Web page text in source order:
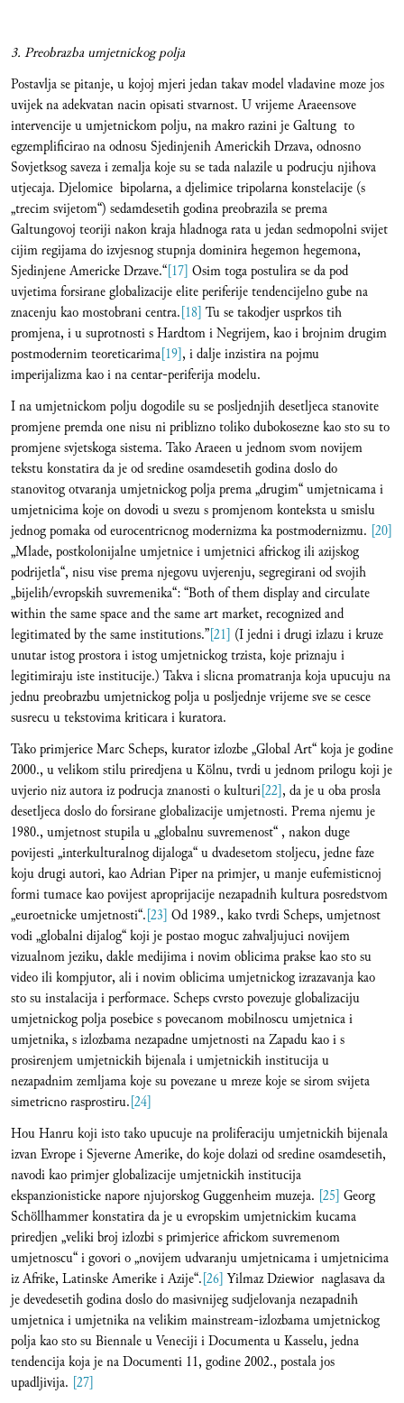
3. Preobrazba umjetnickog polja
Postavlja se pitanje, u kojoj mjeri jedan takav model vladavine moze jos
uvijek na adekvatan nacin opisati stvarnost. U vrijeme Araeensove
intervencije u umjetnickom polju, na makro razini je Galtung to
egzemplificirao na odnosu Sjedinjenih Americkih Drzava, odnosno
Sovjetksog saveza i zemalja koje su se tada nalazile u podrucju njihova
utjecaja. Djelomice bipolarna, a djelimice tripolarna konstelacije (s
„trecim svijetom“) sedamdesetih godina preobrazila se prema
Galtungovoj teoriji nakon kraja hladnoga rata u jedan sedmopolni svijet
cijim regijama do izvjesnog stupnja dominira hegemon hegemona,
Sjedinjene Americke Drzave.“[17] Osim toga postulira se da pod
uvjetima forsirane globalizacije elite periferije tendencijelno gube na
znacenju kao mostobrani centra.[18] Tu se takodjer usprkos tih
promjena, i u suprotnosti s Hardtom i Negrijem, kao i brojnim drugim
postmodernim teoreticarima[19], i dalje inzistira na pojmu
imperijalizma kao i na centar-periferija modelu.
I na umjetnickom polju dogodile su se posljednjih desetljeca stanovite
promjene premda one nisu ni priblizno toliko dubokosezne kao sto su to
promjene svjetskoga sistema. Tako Araeen u jednom svom novijem
tekstu konstatira da je od sredine osamdesetih godina doslo do
stanovitog otvaranja umjetnickog polja prema „drugim“ umjetnicama i
umjetnicima koje on dovodi u svezu s promjenom konteksta u smislu
jednog pomaka od eurocentricnog modernizma ka postmodernizmu. [20]
„Mlade, postkolonijalne umjetnice i umjetnici africkog ili azijskog
podrijetla“, nisu vise prema njegovu uvjerenju, segregirani od svojih
„bijelih/evropskih suvremenika“: “Both of them display and circulate
within the same space and the same art market, recognized and
legitimated by the same institutions.”[21] (I jedni i drugi izlazu i kruze
unutar istog prostora i istog umjetnickog trzista, koje priznaju i
legitimiraju iste institucije.) Takva i slicna promatranja koja upucuju na
jednu preobrazbu umjetnickog polja u posljednje vrijeme sve se cesce
susrecu u tekstovima kriticara i kuratora.
Tako primjerice Marc Scheps, kurator izlozbe „Global Art“ koja je godine
2000., u velikom stilu priredjena u Kölnu, tvrdi u jednom prilogu koji je
uvjerio niz autora iz podrucja znanosti o kulturi[22], da je u oba prosla
desetljeca doslo do forsirane globalizacije umjetnosti. Prema njemu je
1980., umjetnost stupila u „globalnu suvremenost“ , nakon duge
povijesti „interkulturalnog dijaloga“ u dvadesetom stoljecu, jedne faze
koju drugi autori, kao Adrian Piper na primjer, u manje eufemisticnoj
formi tumace kao povijest aproprijacije nezapadnih kultura posredstvom
„euroetnicke umjetnosti“.[23] Od 1989., kako tvrdi Scheps, umjetnost
vodi „globalni dijalog“ koji je postao moguc zahvaljujuci novijem
vizualnom jeziku, dakle medijima i novim oblicima prakse kao sto su
video ili kompjutor, ali i novim oblicima umjetnickog izrazavanja kao
sto su instalacija i performace. Scheps cvrsto povezuje globalizaciju
umjetnickog polja posebice s povecanom mobilnoscu umjetnica i
umjetnika, s izlozbama nezapadne umjetnosti na Zapadu kao i s
prosirenjem umjetnickih bijenala i umjetnickih institucija u
nezapadnim zemljama koje su povezane u mreze koje se sirom svijeta
simetricno rasprostiru.[24]
Hou Hanru koji isto tako upucuje na proliferaciju umjetnickih bijenala
izvan Evrope i Sjeverne Amerike, do koje dolazi od sredine osamdesetih,
navodi kao primjer globalizacije umjetnickih institucija
ekspanzionisticke napore njujorskog Guggenheim muzeja. [25] Georg
Schöllhammer konstatira da je u evropskim umjetnickim kucama
priredjen „veliki broj izlozbi s primjerice africkom suvremenom
umjetnoscu“ i govori o „novijem udvaranju umjetnicama i umjetnicima
iz Afrike, Latinske Amerike i Azije“.[26]Yilmaz Dziewior naglasava da
je devedesetih godina doslo do masivnijeg sudjelovanja nezapadnih
umjetnica i umjetnika na velikim mainstream-izlozbama umjetnickog
polja kao sto su Biennale u Veneciji i Documenta u Kasselu, jedna
tendencija koja je na Documenti 11, godine 2002., postala jos
upadljivija. [27]